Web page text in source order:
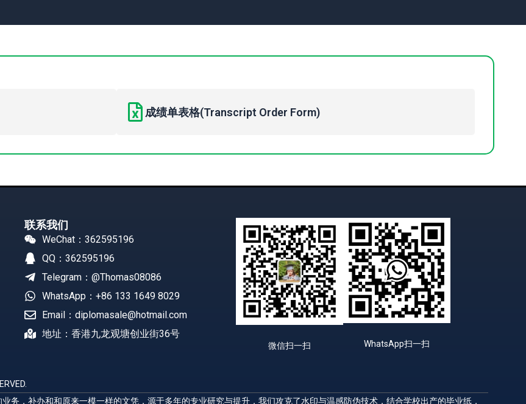
成绩单表格(Transcript Order Form)
联系我们
WeChat：362595196
QQ：362595196
Telegram：@Thomas08086
WhatsApp：+86 133 1649 8029
Email：diplomasale@hotmail.com
地址：香港九龙观塘创业街36号
微信扫一扫 WhatsApp扫一扫
务，补办和和原来一模一样的文凭，源于多年的专业研究与提升，我们攻克了水印与温感防伪技术，结合学校出产的毕业纸，